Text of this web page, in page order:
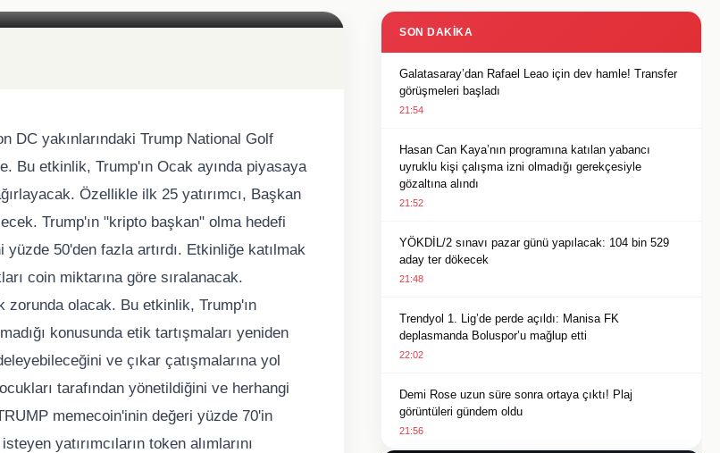
DC yakınlarındaki Trump National Golf
Bu etkinlik, Trump'ın Ocak ayında piyasaya
Özellikle ilk 25 yatırımcı, Başkan
Trump'ın "kripto başkan" olma hedefi
50'den fazla artırdı. Etkinliğe katılmak
coin miktarına göre sıralanacak.
zorunda olacak. Bu etkinlik, Trump'ın
konusunda etik tartışmaları yeniden
ve çıkar çatışmalarına yol
tarafından yönetildiğini ve herhangi
memecoin'inin değeri yüzde 70'in
yatırımcıların token alımlarını
SON DAKIKA
Galatasaray’dan Rafael Leao için dev hamle! Transfer
görüşmeleri başladı
21:54
Hasan Can Kaya’nın programına katılan yabancı
uyruklu kişi çalışma izni olmadığı gerekçesiyle
gözaltına alındı
21:52
YÖKDİL/2 sınavı pazar günü yapılacak: 104 bin 529
aday ter dökecek
21:48
Trendyol 1. Lig’de perde açıldı: Manisa FK
deplasmanda Boluspor’u mağlup etti
22:02
Demi Rose uzun süre sonra ortaya çıktı! Plaj
görüntüleri gündem oldu
21:56